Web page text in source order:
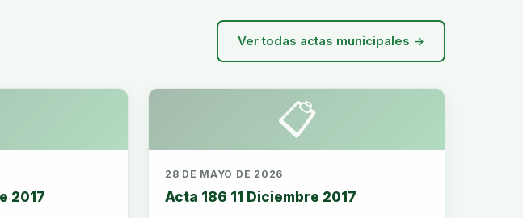
Ver todas actas municipales →
2017
📋
28 DE MAYO DE 2026
Acta 186 11 Diciembre 2017